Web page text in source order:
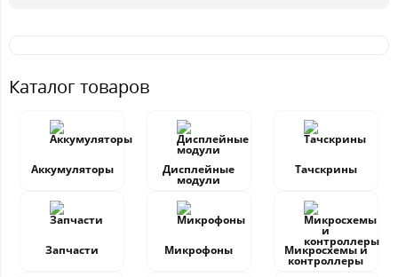
Каталог товаров
Аккумуляторы Дисплейные
модули
Тачскрины
Запчасти Микрофоны Микросхемы и
контроллеры